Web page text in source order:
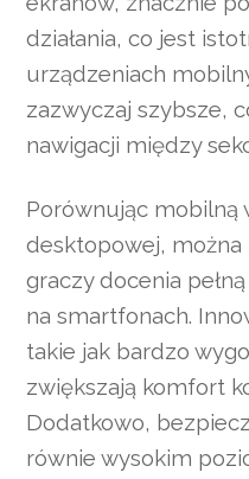
działania, co jest
urządzeniach
zazwyczaj szybsze,
nawigacji między
Porównując mobilną
desktopowej, można
graczy docenia
na smartfonach.
takie jak bardzo
zwiększają komfort
Dodatkowo,
równie wysokim